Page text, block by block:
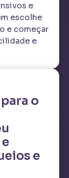
e
escolhe
e começar
e
o
e